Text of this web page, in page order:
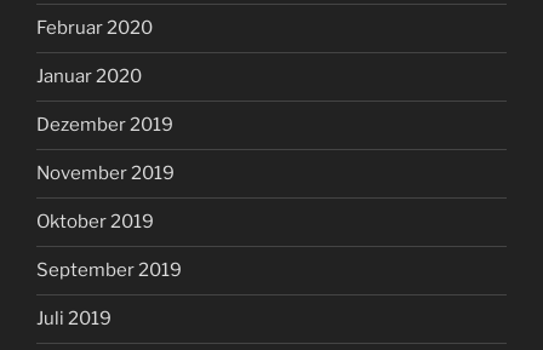
Februar 2020
Januar 2020
Dezember 2019
November 2019
Oktober 2019
September 2019
Juli 2019